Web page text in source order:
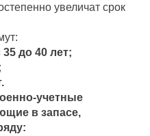
увеличат срок
до 40 лет;
учетные
в запасе,